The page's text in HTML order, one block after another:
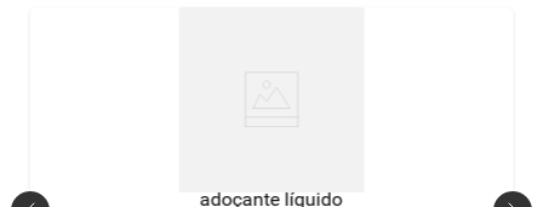
adoçante líquido